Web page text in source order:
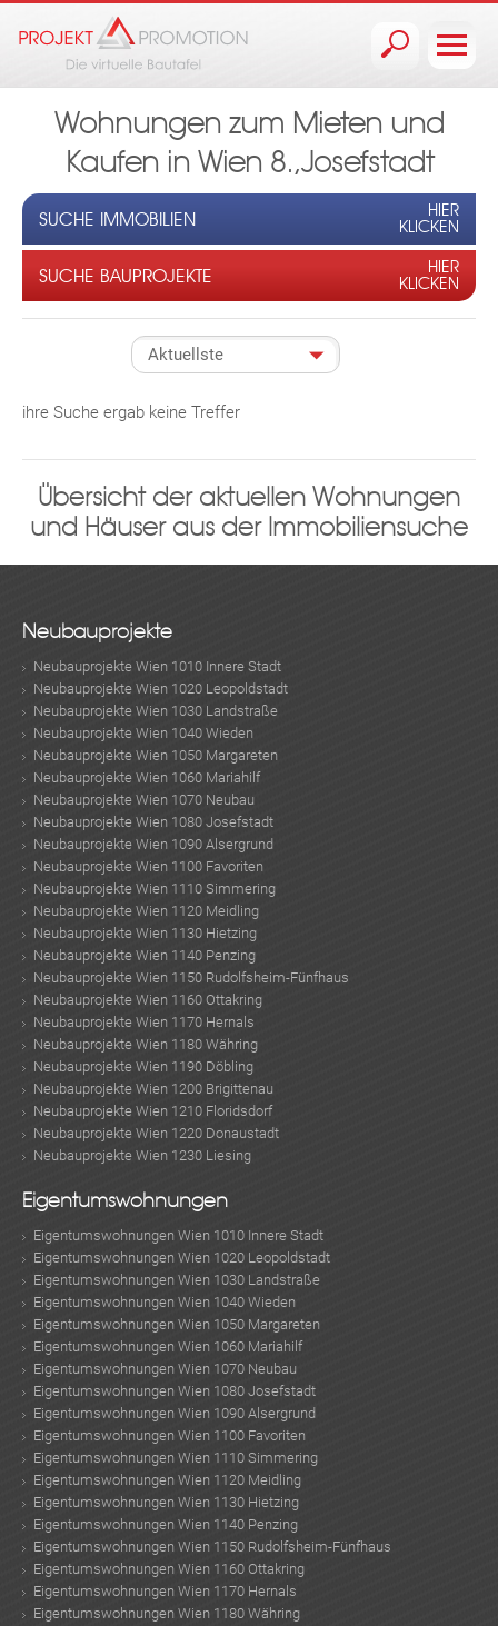
Wohnungen zum Mieten und
Kaufen in Wien 8.,Josefstadt
SUCHE IMMOBILIEN
HIER
KLICKEN
SUCHE BAUPROJEKTE
HIER
KLICKEN
ihre Suche ergab keine Treffer
Übersicht der aktuellen Wohnungen
und Häuser aus der Immobiliensuche
Neubauprojekte
Neubauprojekte Wien 1010 Innere Stadt
Neubauprojekte Wien 1020 Leopoldstadt
Neubauprojekte Wien 1030 Landstraße
Neubauprojekte Wien 1040 Wieden
Neubauprojekte Wien 1050 Margareten
Neubauprojekte Wien 1060 Mariahilf
Neubauprojekte Wien 1070 Neubau
Neubauprojekte Wien 1080 Josefstadt
Neubauprojekte Wien 1090 Alsergrund
Neubauprojekte Wien 1100 Favoriten
Neubauprojekte Wien 1110 Simmering
Neubauprojekte Wien 1120 Meidling
Neubauprojekte Wien 1130 Hietzing
Neubauprojekte Wien 1140 Penzing
Neubauprojekte Wien 1150 Rudolfsheim-Fünfhaus
Neubauprojekte Wien 1160 Ottakring
Neubauprojekte Wien 1170 Hernals
Neubauprojekte Wien 1180 Währing
Neubauprojekte Wien 1190 Döbling
Neubauprojekte Wien 1200 Brigittenau
Neubauprojekte Wien 1210 Floridsdorf
Neubauprojekte Wien 1220 Donaustadt
Neubauprojekte Wien 1230 Liesing
Eigentumswohnungen
Eigentumswohnungen Wien 1010 Innere Stadt
Eigentumswohnungen Wien 1020 Leopoldstadt
Eigentumswohnungen Wien 1030 Landstraße
Eigentumswohnungen Wien 1040 Wieden
Eigentumswohnungen Wien 1050 Margareten
Eigentumswohnungen Wien 1060 Mariahilf
Eigentumswohnungen Wien 1070 Neubau
Eigentumswohnungen Wien 1080 Josefstadt
Eigentumswohnungen Wien 1090 Alsergrund
Eigentumswohnungen Wien 1100 Favoriten
Eigentumswohnungen Wien 1110 Simmering
Eigentumswohnungen Wien 1120 Meidling
Eigentumswohnungen Wien 1130 Hietzing
Eigentumswohnungen Wien 1140 Penzing
Eigentumswohnungen Wien 1150 Rudolfsheim-Fünfhaus
Eigentumswohnungen Wien 1160 Ottakring
Eigentumswohnungen Wien 1170 Hernals
Eigentumswohnungen Wien 1180 Währing